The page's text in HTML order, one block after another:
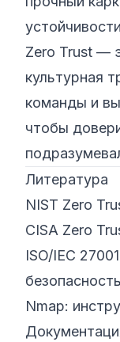
Zero Trust —
культурная
команды и
чтобы
Литература
NIST Zero
CISA Zero
ISO/IEC
Nmap: